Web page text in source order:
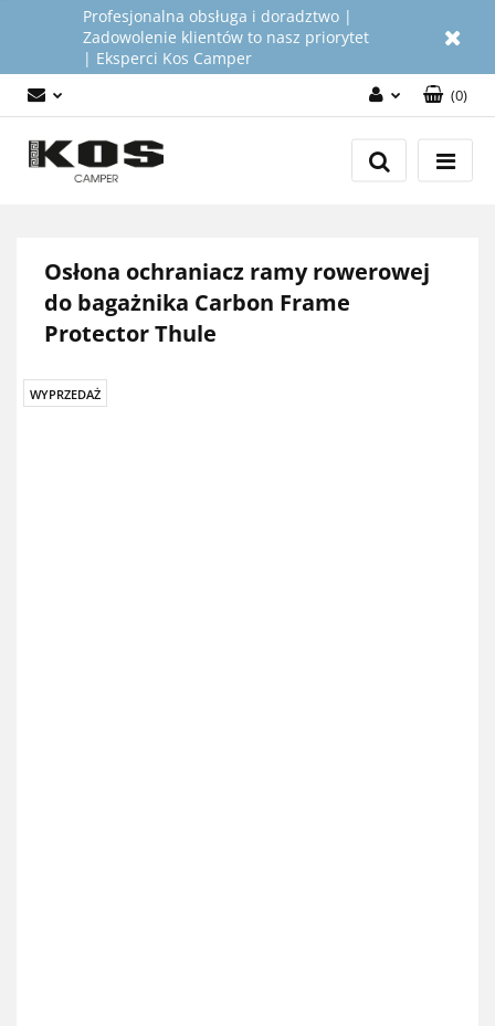
Profesjonalna obsługa i doradztwo |
Zadowolenie klientów to nasz priorytet
| Eksperci Kos Camper
Zaloguj się
Załóż konto
(0)
Osłona ochraniacz ramy rowerowej
do bagażnika Carbon Frame
Protector Thule
WYPRZEDAŻ